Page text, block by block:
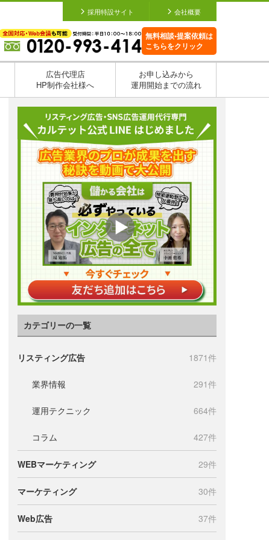
採用特設サイト 会社概要
無料相談•提案依頼は
こちらをクリック
広告代理店
HP制作会社様へ
お申し込みから
運用開始までの流れ
カテゴリーの一覧
リスティング広告 1871件
業界情報 291件
運用テクニック 664件
コラム 427件
WEBマーケティング 29件
マーケティング 30件
Web広告 37件